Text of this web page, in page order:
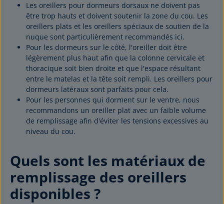
Les oreillers pour dormeurs dorsaux ne doivent pas
être trop hauts et doivent soutenir la zone du cou. Les
oreillers plats et les oreillers spéciaux de soutien de la
nuque sont particulièrement recommandés ici.
Pour les dormeurs sur le côté, l'oreiller doit être
légèrement plus haut afin que la colonne cervicale et
thoracique soit bien droite et que l'espace résultant
entre le matelas et la tête soit rempli. Les oreillers pour
dormeurs latéraux sont parfaits pour cela.
Pour les personnes qui dorment sur le ventre, nous
recommandons un oreiller plat avec un faible volume
de remplissage afin d'éviter les tensions excessives au
niveau du cou.
Quels sont les matériaux de
remplissage des oreillers
disponibles ?